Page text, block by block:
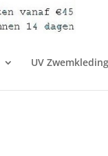
UV Zwemkleding